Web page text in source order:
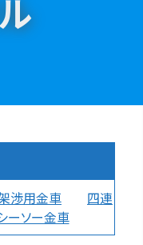
渉用金車
四連
ーソー金車